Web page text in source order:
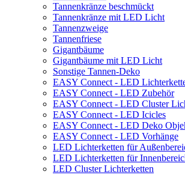
Tannenkränze beschmückt
Tannenkränze mit LED Licht
Tannenzweige
Tannenfriese
Gigantbäume
Gigantbäume mit LED Licht
Sonstige Tannen-Deko
EASY Connect - LED
EASY Connect - LED Zubehör
EASY Connect - LED Cluster
EASY Connect - LED Icicles
EASY Connect - LED Deko
EASY Connect - LED Vorhänge
LED Lichterketten für
LED Lichterketten für
LED Cluster Lichterketten